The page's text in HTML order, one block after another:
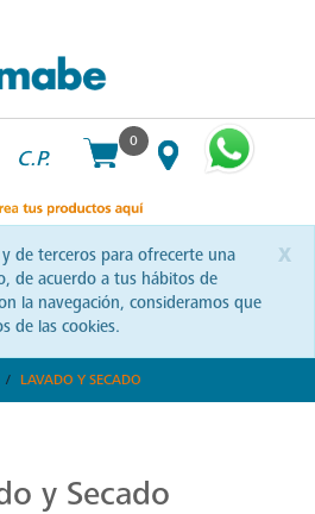
C.P.
0
x
de terceros para ofrecerte una
de acuerdo a tus hábitos de
la navegación, consideramos que
de las cookies.
LAVADO Y SECADO
y Secado